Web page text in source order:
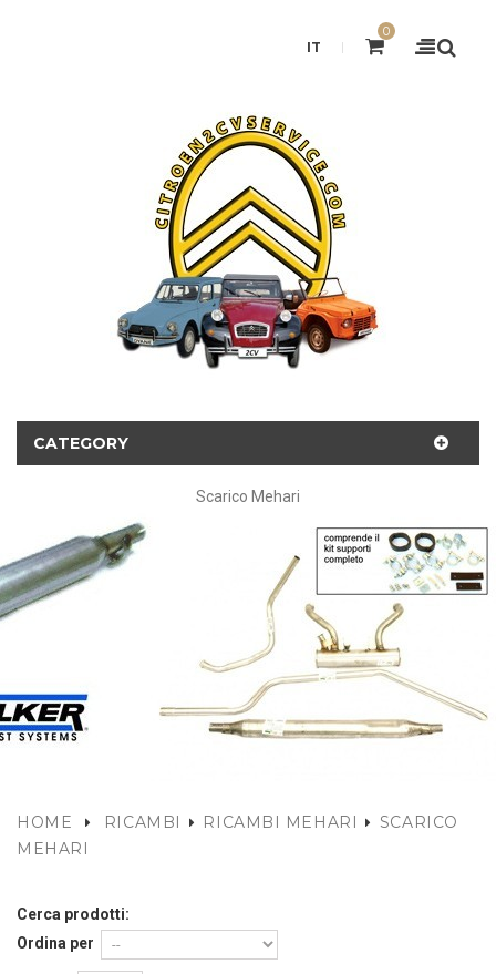
IT
0
CATEGORY
Scarico Mehari
HOME RICAMBI RICAMBI MEHARI
SCARICO
MEHARI
Cerca prodotti:
Ordina per